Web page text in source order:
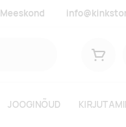
Meeskond
JOOGINÕUD